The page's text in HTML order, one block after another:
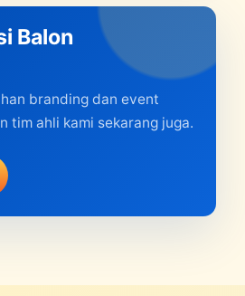
Balon
branding dan event
tim ahli kami sekarang juga.